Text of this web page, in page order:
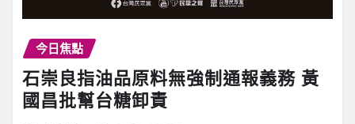
今日焦點
石崇良指油品原料無強制通報義務 黃
國昌批幫台糖卸責